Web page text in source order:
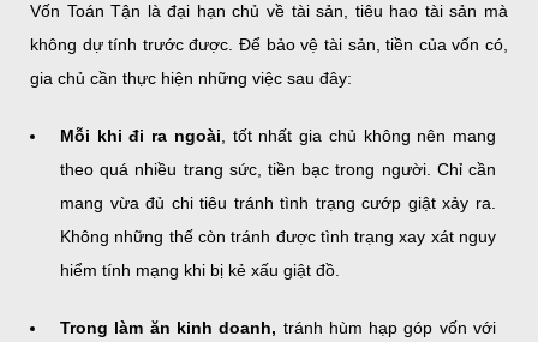
Vốn Toán Tận là đại hạn chủ về tài sản, tiêu hao tài sản mà
không dự tính trước được. Để bảo vệ tài sản, tiền của vốn có,
gia chủ cần thực hiện những việc sau đây:
Mỗi khi đi ra ngoài , tốt nhất gia chủ không nên mang
theo quá nhiều trang sức, tiền bạc trong người. Chỉ cần
mang vừa đủ chi tiêu tránh tình trạng cướp giật xảy ra.
Không những thế còn tránh được tình trạng xay xát nguy
hiểm tính mạng khi bị kẻ xấu giật đồ.
Trong làm ăn kinh doanh, tránh hùm hạp góp vốn với